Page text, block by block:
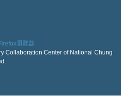
瀏覽器
Collaboration Center of National Chung